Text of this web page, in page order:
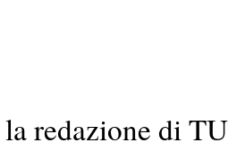
redazione di